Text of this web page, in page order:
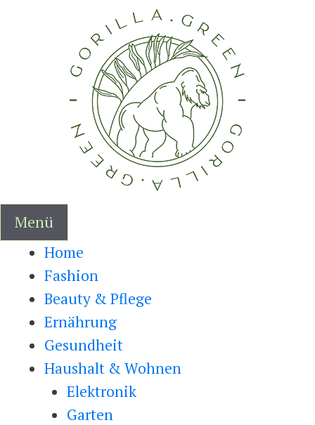
Menü
Home
Fashion
Beauty & Pflege
Ernährung
Gesundheit
Haushalt & Wohnen
Elektronik
Garten